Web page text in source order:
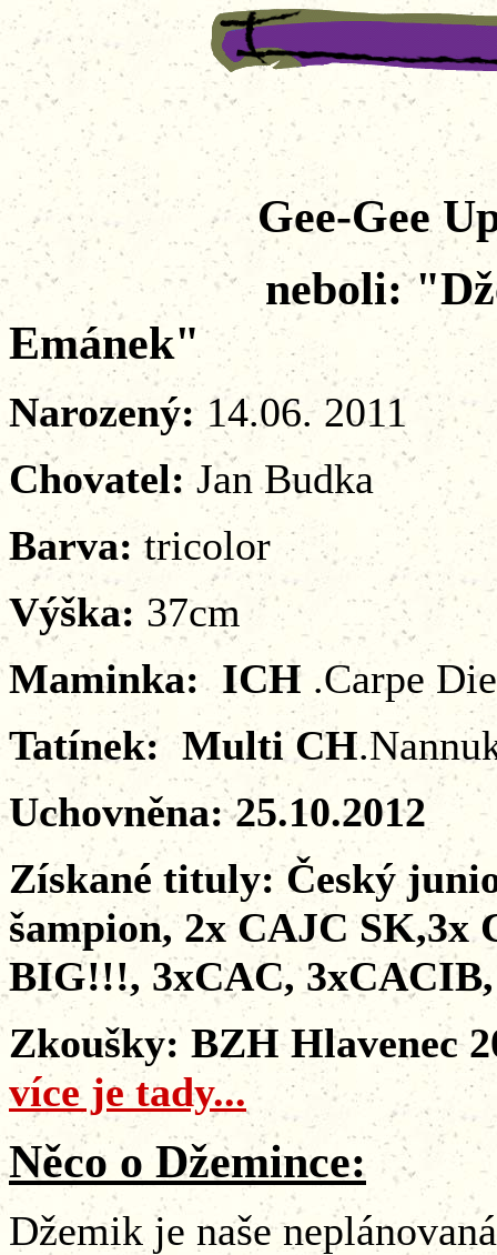
Gee-Gee
neboli:
Emánek"
Narozený:14.06. 2011
Chovatel: Jan Budka
Barva: tricolor
Výška: 37cm
Maminka: ICH .Carpe
Tatínek: Multi CH
Uchovněna: 25.10.2012
Získané tituly: Český
šampion, 2x CAJC
BIG!!!, 3xCAC,
Zkoušky:BZH Hlavenec
více je tady...
Něco o Džemince:
Džemik je naše